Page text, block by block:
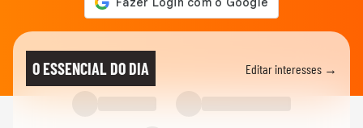
O ESSENCIAL DO DIA Editar interesses →